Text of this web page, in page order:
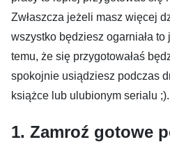
Zwłaszcza jeżeli masz więcej
wszystko będziesz ogarniała
temu, że się przygotowałaś
spokojnie usiądziesz podczas
książce lub ulubionym serialu
1. Zamroź gotowe